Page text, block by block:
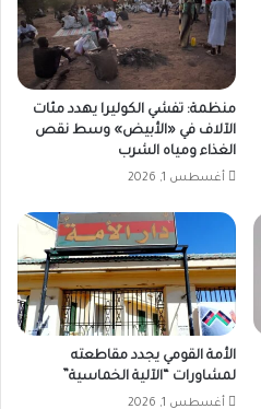
منظمة: تفشي الكوليرا يهدد مئات
الآلاف في «الأبيض» وسط نقص
الغذاء ومياه الشرب
أغسطس 1, 2026
الأمة القومي يجدد مقاطعته
لمشاورات “الآلية الخماسية”
أغسطس 1, 2026